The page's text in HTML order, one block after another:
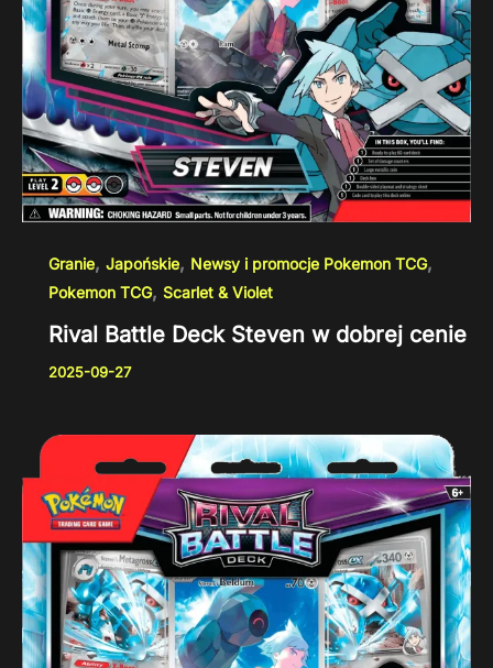
Granie, Japońskie, Newsy i promocje Pokemon TCG,
Pokemon TCG, Scarlet & Violet
Rival Battle Deck Steven w dobrej cenie
2025-09-27